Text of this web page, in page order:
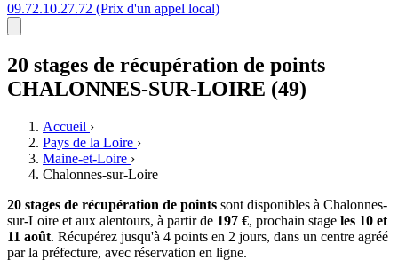
09.72.10.27.72 (Prix d'un appel local)
20 stages de récupération de points
CHALONNES-SUR-LOIRE (49)
Accueil ›
Pays de la Loire ›
Maine-et-Loire ›
Chalonnes-sur-Loire
20 stages de récupération de points sont disponibles à Chalonnes-
sur-Loire et aux alentours, à partir de 197 €, prochain stage les 10 et
11 août. Récupérez jusqu'à 4 points en 2 jours, dans un centre agréé
par la préfecture, avec réservation en ligne.